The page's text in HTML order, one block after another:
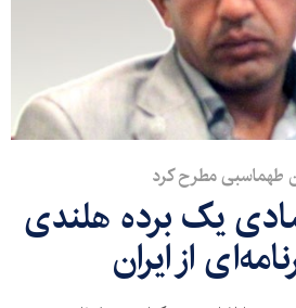
طهماسبی مطرح کرد
یک برده هلندی
از ایران